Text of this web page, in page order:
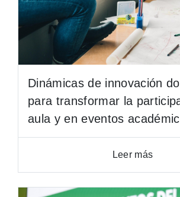
Dinámicas de innovación
para transformar la
aula y en eventos
Leer más